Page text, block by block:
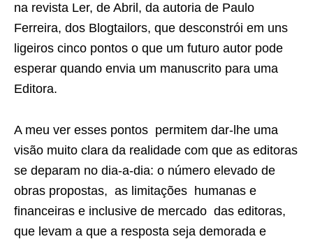
na revista Ler, de Abril, da autoria de Paulo
Ferreira, dos Blogtailors, que desconstrói em uns
ligeiros cinco pontos o que um futuro autor pode
esperar quando envia um manuscrito para uma
Editora.
A meu ver esses pontos permitem dar-lhe uma
visão muito clara da realidade com que as editoras
se deparam no dia-a-dia: o número elevado de
obras propostas, as limitações humanas e
financeiras e inclusive de mercado das editoras,
que levam a que a resposta seja demorada e